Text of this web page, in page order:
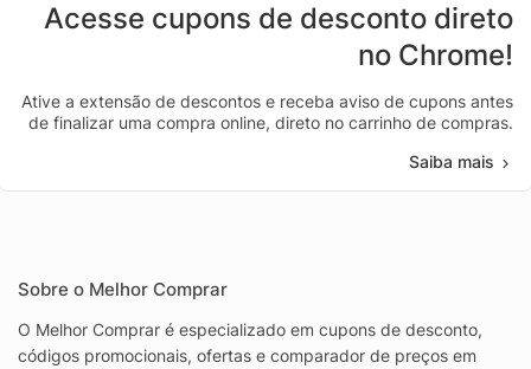
Acesse cupons de desconto direto
no Chrome!
Ative a extensão de descontos e receba aviso de cupons antes
de finalizar uma compra online, direto no carrinho de compras.
Saiba mais
Sobre o Melhor Comprar
O Melhor Comprar é especializado em cupons de desconto,
códigos promocionais, ofertas e comparador de preços em